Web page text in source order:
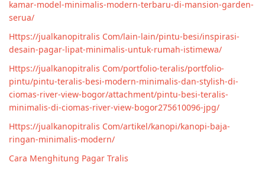
kamar-model-minimalis-modern-terbaru-di-mansion-garden-
serua/
Https://jualkanopitralis Com/lain-lain/pintu-besi/inspirasi-
desain-pagar-lipat-minimalis-untuk-rumah-istimewa/
Https://jualkanopitralis Com/portfolio-teralis/portfolio-
pintu/pintu-teralis-besi-modern-minimalis-dan-stylish-di-
ciomas-river-view-bogor/attachment/pintu-besi-teralis-
minimalis-di-ciomas-river-view-bogor275610096-jpg/
Https://jualkanopitralis Com/artikel/kanopi/kanopi-baja-
ringan-minimalis-modern/
Cara Menghitung Pagar Tralis